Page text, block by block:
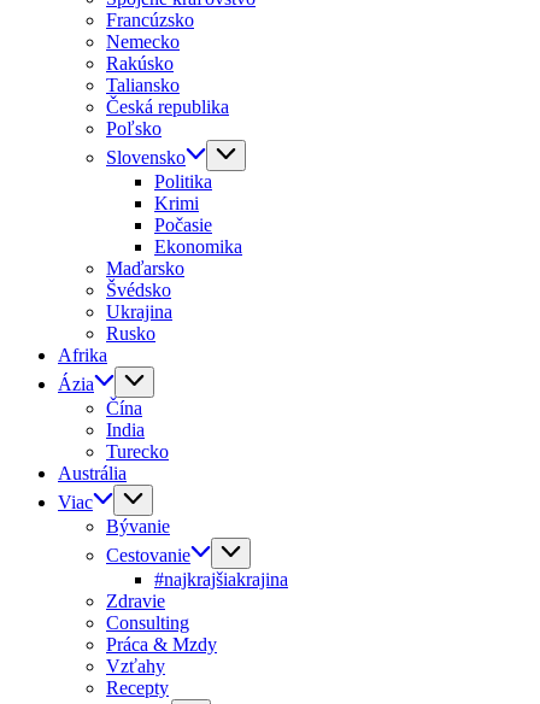
Francúzsko
Nemecko
Rakúsko
Taliansko
Česká republika
Poľsko
Slovensko
Politika
Krimi
Počasie
Ekonomika
Maďarsko
Švédsko
Ukrajina
Rusko
Afrika
Ázia
Čína
India
Turecko
Austrália
Viac
Bývanie
Cestovanie
#najkrajšiakrajina
Zdravie
Consulting
Práca & Mzdy
Vzťahy
Recepty